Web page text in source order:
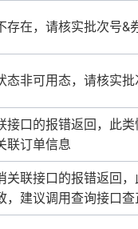
存在，请核实批次号&
态非可用态，请核实
接口的报错返回，此
联订单信息
关联接口的报错返回
，建议调用查询接口